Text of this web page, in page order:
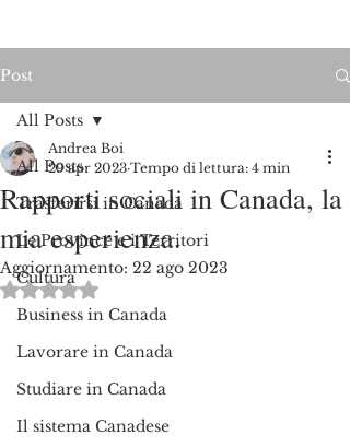
Post
All Posts
Trasferirsi in Canada
Le Province e i Territori
Cultura
Business in Canada
Lavorare in Canada
Studiare in Canada
Il sistema Canadese
All Posts
Rapporti sociali in Canada, la
mia esperienza.
Andrea Boi
29 apr 2023 Tempo di lettura: 4 min
Aggiornamento: 22 ago 2023
Valutazione NaN stelle su 5.